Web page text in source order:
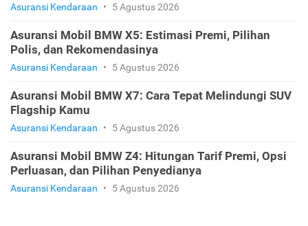
Asuransi Kendaraan • 5 Agustus 2026
Asuransi Mobil BMW X5: Estimasi Premi, Pilihan
Polis, dan Rekomendasinya
Asuransi Kendaraan • 5 Agustus 2026
Asuransi Mobil BMW X7: Cara Tepat Melindungi SUV
Flagship Kamu
Asuransi Kendaraan • 5 Agustus 2026
Asuransi Mobil BMW Z4: Hitungan Tarif Premi, Opsi
Perluasan, dan Pilihan Penyedianya
Asuransi Kendaraan • 5 Agustus 2026